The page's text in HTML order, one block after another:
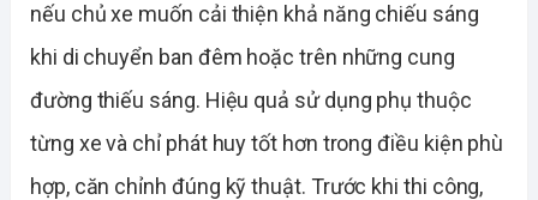
nếu chủ xe muốn cải thiện khả năng chiếu sáng
khi di chuyển ban đêm hoặc trên những cung
đường thiếu sáng. Hiệu quả sử dụng phụ thuộc
từng xe và chỉ phát huy tốt hơn trong điều kiện phù
hợp, căn chỉnh đúng kỹ thuật. Trước khi thi công,